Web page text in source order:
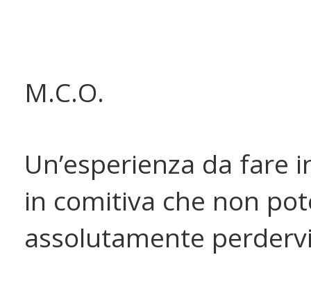
M.C.O.
Un’esperienza da fare
in comitiva che non
assolutamente